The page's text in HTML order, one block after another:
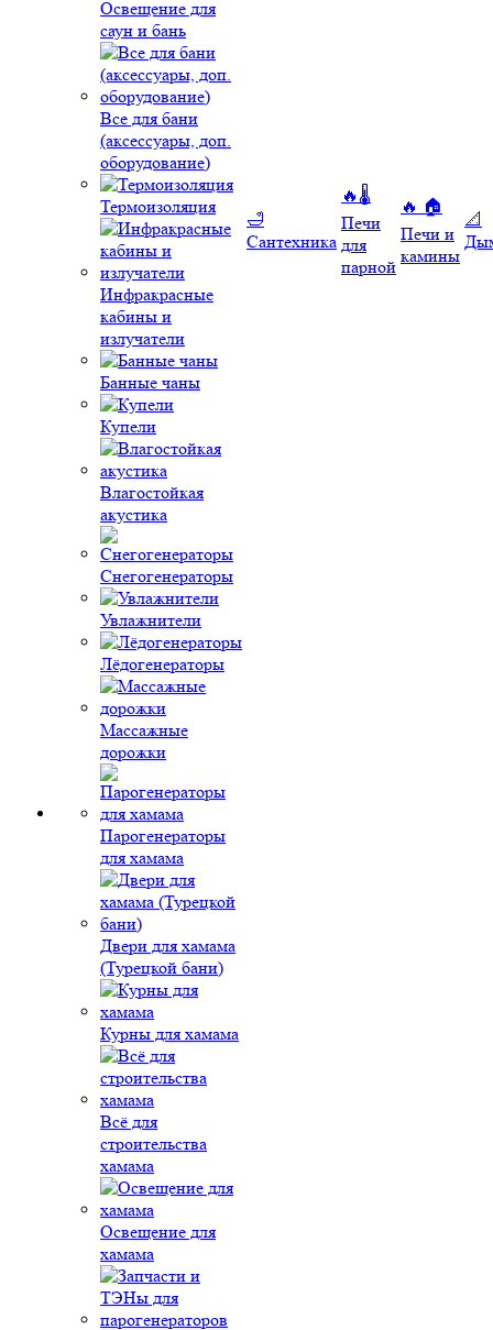
Освещение для
саун и бань
Все для бани
(аксессуары, доп.
оборудование)
Термоизоляция
Инфракрасные
кабины и
излучатели
Банные чаны
Купели
Влагостойкая
акустика
Снегогенераторы
Увлажнители
Лёдогенераторы
Массажные
дорожки
Парогенераторы
для хамама
Двери для хамама
(Турецкой бани)
Курны для хамама
Всё для
строительства
хамама
Освещение для
хамама
🛁
Сантехника
🔥🌡️
Печи
для
парной
🔥 🏠
Печи и
камины
📐